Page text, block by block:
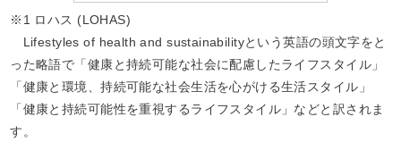
※1 ロハス (LOHAS)
Lifestyles of health and sustainabilityという英語の頭文字をと
った略語で「健康と持続可能な社会に配慮したライフスタイル」
「健康と環境、持続可能な社会生活を心がける生活スタイル」
「健康と持続可能性を重視するライフスタイル」などと訳されま
す。